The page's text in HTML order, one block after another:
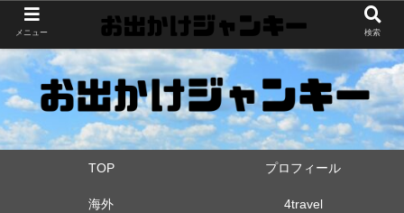
世界中・日本中を旅したおでかけ狂なパパが埼玉県と近県の公園やお出かけス
ポットを攻めています！たまに登山も
TOP プロフィール
海外 4travel
メニュー 検索